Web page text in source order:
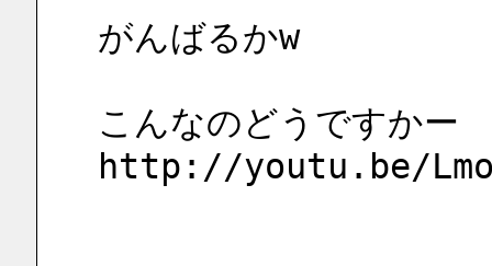
がんばるかw
こんなのどうですかー
http://youtu.be/